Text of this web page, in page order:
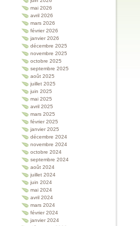
mai 2026
avril 2026
mars 2026
février 2026
janvier 2026
décembre 2025
novembre 2025
octobre 2025
septembre 2025
août 2025
juillet 2025
juin 2025
mai 2025
avril 2025
mars 2025
février 2025
janvier 2025
décembre 2024
novembre 2024
octobre 2024
septembre 2024
août 2024
juillet 2024
juin 2024
mai 2024
avril 2024
mars 2024
février 2024
janvier 2024